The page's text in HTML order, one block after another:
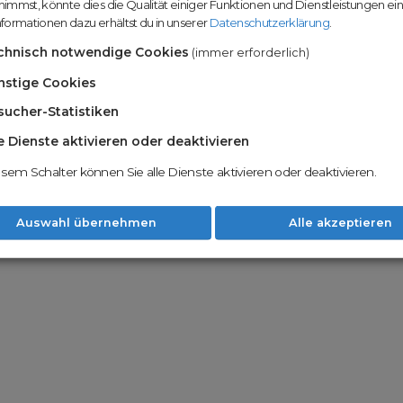
Nachname
du die
Möglichkeiten.
Unsere
Unser Open
um wertvolle
Mit
Option zu
könnte dies die Qualität einiger Funktionen und Dienstleistungen
dazu erhältst du in unsererDatenschutzerklärung.
notwendige Cookies (immer erforderlich)
Cookies
Statistiken
Dienste aktivieren oder deaktivieren
Schalter können Sie alle Dienste aktivieren oder deaktivieren.
Auswahl übernehmen Alle akzeptieren